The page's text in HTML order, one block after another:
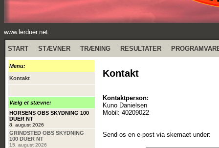
www.lerduer.net
START STÆVNER TRÆNING RESULTATER
Menu:
Kontakt
Vælg et stævne:
HORSENS OBS SKYDNING 100
DUER NT
8. august 2026
GRINDSTED OBS SKYDNING
100 DUER NT
15. august 2026
Kontakt
Kontaktperson:
Kuno Danielsen
Mobil: 40209022
Send os en e-post via skemaet under: